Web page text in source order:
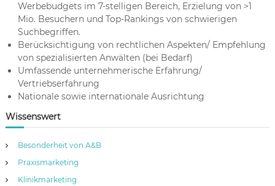
Werbebudgets im 7-stelligen Bereich, Erzielung von >1
Mio. Besuchern und Top-Rankings von schwierigen
Suchbegriffen.
Berücksichtigung von rechtlichen Aspekten/ Empfehlung
von spezialisierten Anwälten (bei Bedarf)
Umfassende unternehmerische Erfahrung/
Vertriebserfahrung
Nationale sowie internationale Ausrichtung
Wissenswert
Besonderheit von A&B
Praxismarketing
Klinikmarketing